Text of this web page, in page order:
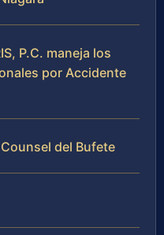
P.C. maneja los
por Accidente
del Bufete